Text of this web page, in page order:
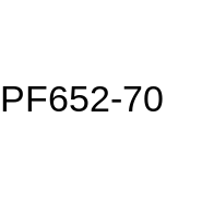
PF652-70